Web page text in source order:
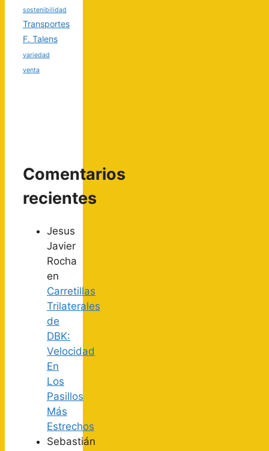
sostenibilidad
Transportes
F. Talens
variedad
venta
Comentarios
recientes
Jesus
Javier
Rocha
en
Carretillas
Trilaterales
de
DBK:
Velocidad
En
Los
Pasillos
Más
Estrechos
Sebastián